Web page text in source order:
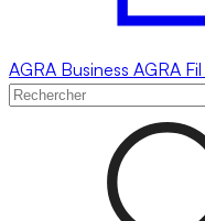
AGRA Business AGRA Fil